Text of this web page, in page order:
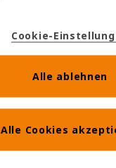
Cookie-
Alle ablehnen
Alle Cookies